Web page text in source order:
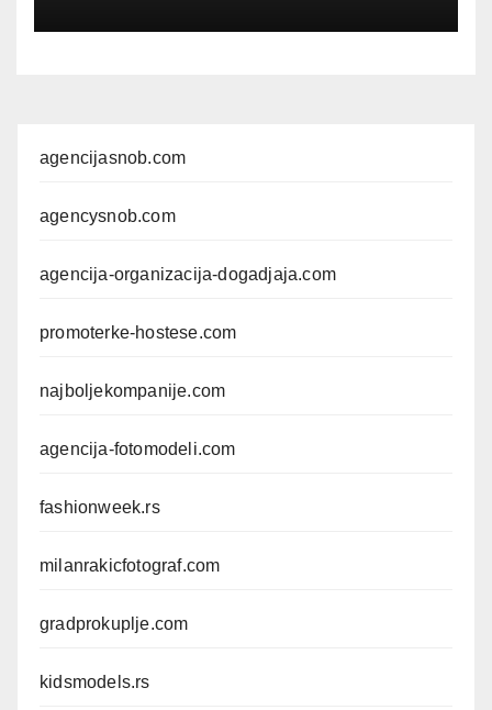
agencijasnob.com
agencysnob.com
agencija-organizacija-dogadjaja.com
promoterke-hostese.com
najboljekompanije.com
agencija-fotomodeli.com
fashionweek.rs
milanrakicfotograf.com
gradprokuplje.com
kidsmodels.rs